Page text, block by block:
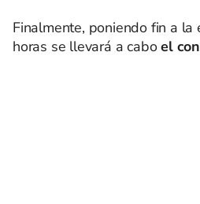
Finalmente, poniendo fin a la
horas se llevará a caboel